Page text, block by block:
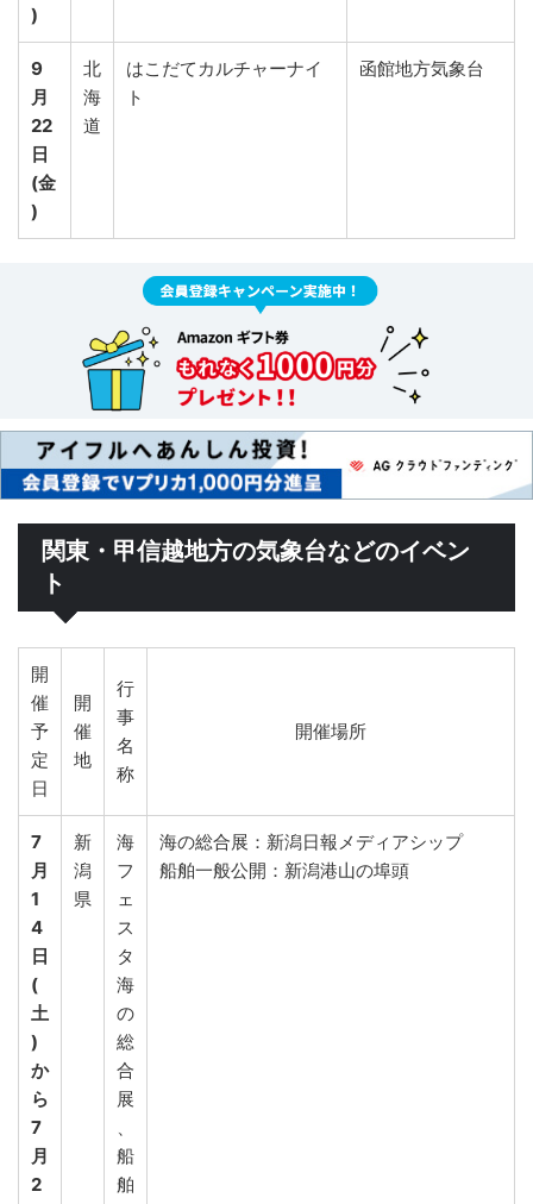
)
9
月
22
日
(金
)
北
海
道
はこだてカルチャーナイ
ト
函館地方気象台
関東・甲信越地方の気象台などのイベン
ト
開
催
予
定
日
開
催
地
行
事
名
称
開催場所
7
月
1
4
日
(
土
)
か
ら
7
月
2
新
潟
県
海
フ
ェ
ス
タ
海
の
総
合
展
船
舶
海の総合展：新潟日報メディアシップ
船舶一般公開：新潟港山の埠頭